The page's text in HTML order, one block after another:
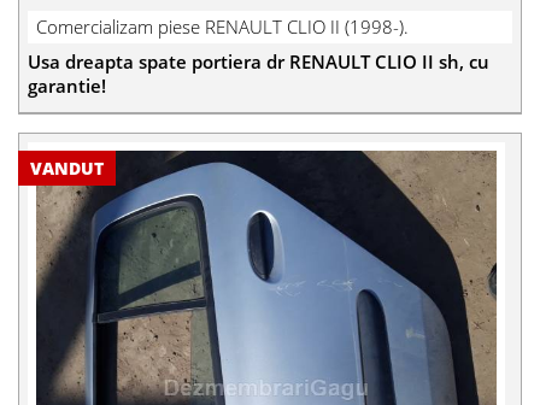
Comercializam piese RENAULT CLIO II (1998-).
Usa dreapta spate portiera dr RENAULT CLIO II sh, cu
garantie!